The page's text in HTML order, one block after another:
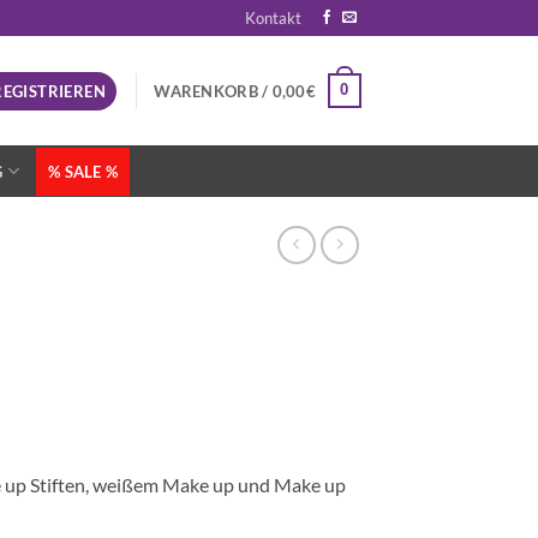
Kontakt
WARENKORB / 0,00€ 0
% SALE %
Stiften, weißem Make up und Make up